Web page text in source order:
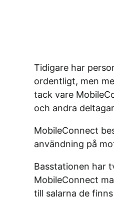
Tidigare har
ordentligt, men
tack vare
och andra
MobileConnect
användning på
Basstationen har
MobileConnect
till salarna de